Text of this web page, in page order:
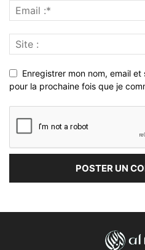
Enregistrer mon nom, email
pour la prochaine fois que je